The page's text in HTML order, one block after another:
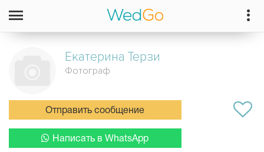
Екатерина Терзи
Фотограф
Отправить сообщение
Написать в WhatsApp